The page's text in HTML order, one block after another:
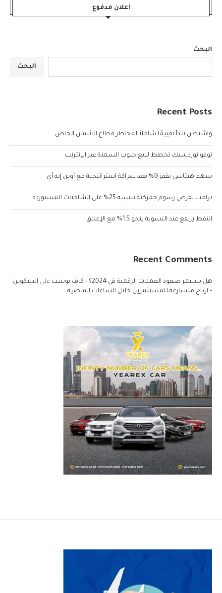
اعلان مدفوع
البحث
البحث
Recent Posts
واشنطن تبدأ تقييمًا شاملاً لمخاطر قطاع الائتمان الخاص
نوفو نورديسك تخطط لبيع حبوب السمنة عبر الإنترنت
سهم هيتاشي يقفز 9% بعد شراكة استراتيجية مع أوبن إيه آي
ترامب يفرض رسوم جمركية بنسبة 25% على الشاحنات المستوردة
النفط يرتفع عند التسوية بنحو 1.5% مع الإغلاق
Recent Comments
هل يستمر صعود العملات الرقمية في 2024؟ - كاف بوست على البيتكوين
– ارباح متسارعة للمستثمرين خلال الساعات الماضية